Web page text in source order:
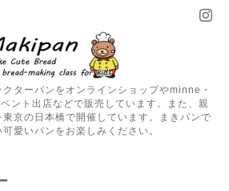
ターパンをオンラインショップやminne・
ント出店などで販売しています。また、親
京の日本橋で開催しています。まきパンで
愛いパンをお楽しみください。